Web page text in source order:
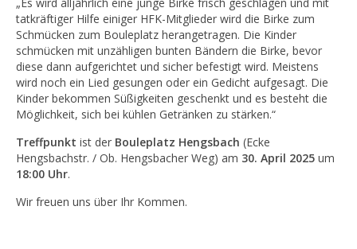
tatkräftiger Hilfe einiger HFK-Mitglieder wird die Birke zum
Schmücken zum Bouleplatz herangetragen. Die Kinder
schmücken mit unzähligen bunten Bändern die Birke, bevor
diese dann aufgerichtet und sicher befestigt wird. Meistens
wird noch ein Lied gesungen oder ein Gedicht aufgesagt. Die
Kinder bekommen Süßigkeiten geschenkt und es besteht die
Möglichkeit, sich bei kühlen Getränken zu stärken.“
Treffpunkt ist der Bouleplatz Hengsbach (Ecke
Hengsbachstr. / Ob. Hengsbacher Weg) am 30. April 2025 um
18:00 Uhr.
Wir freuen uns über Ihr Kommen.